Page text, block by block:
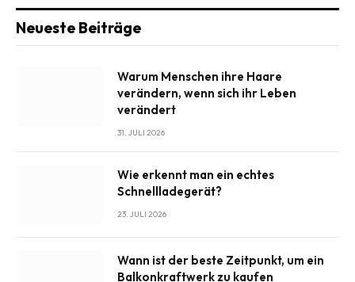
Neueste Beiträge
Warum Menschen ihre Haare
verändern, wenn sich ihr Leben
verändert
31. JULI 2026
Wie erkennt man ein echtes
Schnellladegerät?
23. JULI 2026
Wann ist der beste Zeitpunkt, um ein
Balkonkraftwerk zu kaufen